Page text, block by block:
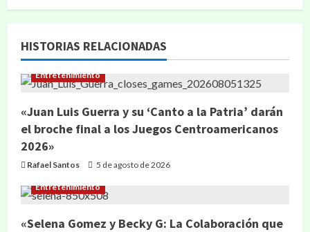
HISTORIAS RELACIONADAS
Entretenimiento
«Juan Luis Guerra y su ‘Canto a la Patria’ darán
el broche final a los Juegos Centroamericanos
2026»
Rafael Santos 5 de agosto de 2026
Entretenimiento
«Selena Gomez y Becky G: La Colaboración que